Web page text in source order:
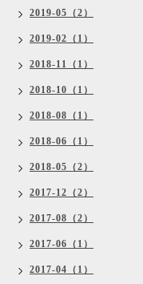
2019-05（2）
2019-02（1）
2018-11（1）
2018-10（1）
2018-08（1）
2018-06（1）
2018-05（2）
2017-12（2）
2017-08（2）
2017-06（1）
2017-04（1）